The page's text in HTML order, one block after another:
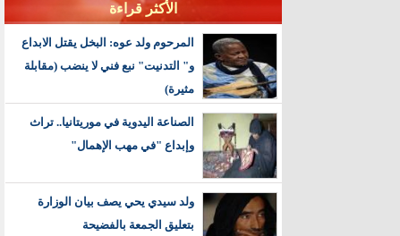
الأكثر قراءة
المرحوم ولد عوه: البخل يقتل الابداع
و" التدنيت" نبع فني لا ينضب (مقابلة
مثيرة)
الصناعة اليدوية في موريتانيا.. تراث
وإبداع "في مهب الإهمال"
ولد سيدي يحي يصف بيان الوزارة
بتعليق الجمعة بالفضيحة